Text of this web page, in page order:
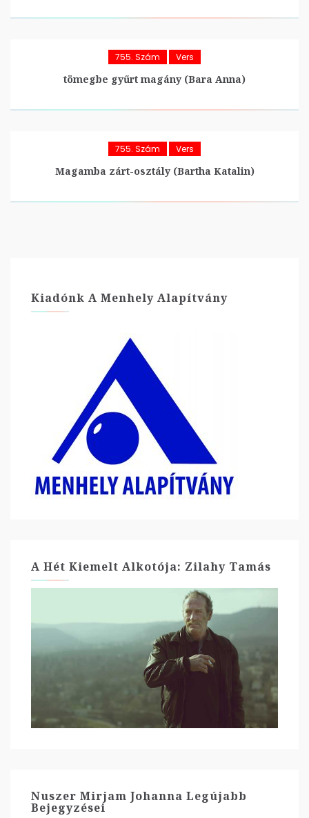
755. Szám Vers
tömegbe gyűrt magány (Bara Anna)
755. Szám Vers
Magamba zárt-osztály (Bartha Katalin)
Kiadónk A Menhely Alapítvány
A Hét Kiemelt Alkotója: Zilahy Tamás
Nuszer Mirjam Johanna Legújabb
Bejegyzései